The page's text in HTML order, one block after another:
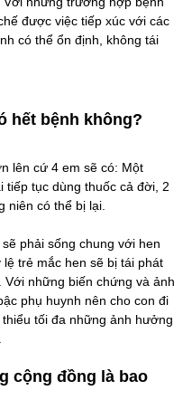
được việc tiếp xúc với các
có thể ổn định, không tái
hết bệnh không?
lên cứ 4 em sẽ có: Một
tiếp tục dùng thuốc cả đời, 2
niên có thể bị lại.
phải sống chung với hen
trẻ mắc hen sẽ bị tái phát
những biến chứng và ảnh
phụ huynh nên cho con đi
tối đa những ảnh hưởng
cộng đồng là bao